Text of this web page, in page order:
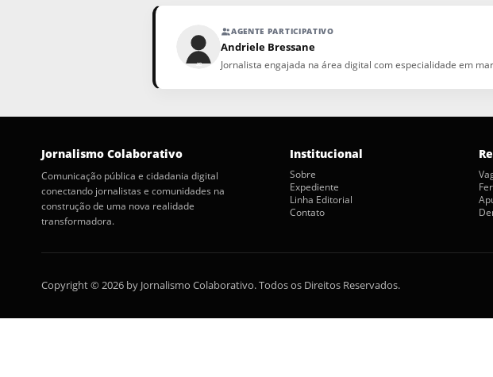
AGENTE PARTICIPATIVO
Andriele Bressane
Jornalista engajada na área digital com especialidade em
Jornalismo Colaborativo
Comunicação pública e cidadania digital
conectando jornalistas e comunidades na
construção de uma nova realidade
transformadora.
Institucional
Sobre
Expediente
Linha Editorial
Contato
Copyright © 2026 by Jornalismo Colaborativo. Todos os Direitos Reservados.